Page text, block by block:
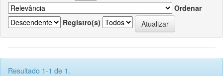
Ordenar
Registro(s)
Resultado 1-1 de 1.